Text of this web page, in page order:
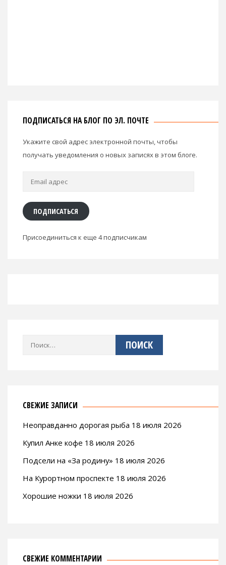
ПОДПИСАТЬСЯ НА БЛОГ ПО ЭЛ. ПОЧТЕ
Укажите свой адрес электронной почты, чтобы
получать уведомления о новых записях в этом блоге.
Email
ПОДПИСАТЬСЯ
Присоединиться к еще 4 подписчикам
Найти:
СВЕЖИЕ ЗАПИСИ
Неоправданно дорогая рыба 18 июля 2026
Купил Анке кофе 18 июля 2026
Подсели на «За родину» 18 июля 2026
На Курортном проспекте 18 июля 2026
Хорошие ножки 18 июля 2026
СВЕЖИЕ КОММЕНТАРИИ